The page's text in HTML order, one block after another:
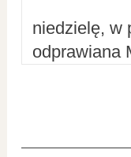
niedzielę, w
odprawiana